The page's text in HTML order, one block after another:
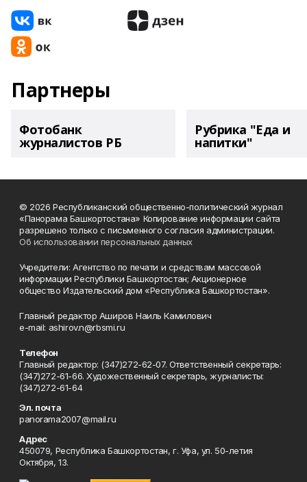
Партнеры
Фотобанк
журналистов РБ
Рубрика "Еда и
напитки"
© 2026 Республиканский общественно-политический журнал
«Панорама Башкортостана» Копирование информации сайта
разрешено только с письменного согласия администрации.
Об использовании персональных данных
Учредители: Агентство по печати и средствам массовой
информации Республики Башкортостан; Акционерное
общество Издательский дом «Республика Башкортостан».
Главный редактор Аширов Наиль Камилович
e-mail: ashirov.n@rbsmi.ru
Телефон
Главный редактор: (347)272-62-07. Ответственный секретарь:
(347)272-61-66. Художественный секретарь, журналисты:
(347)272-61-64
Эл. почта
panorama2007@mail.ru
Адрес
450079, Республика Башкортостан, г. Уфа, ул. 50-летия
Октября, 13.